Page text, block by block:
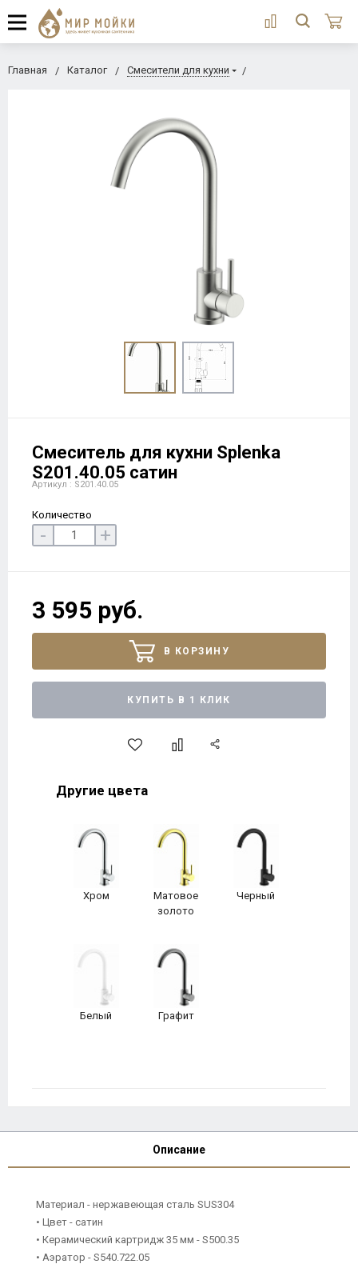
Главная Каталог Смесители для кухни
Смеситель для кухни Splenka
S201.40.05 сатин
Артикул : S201.40.05
Количество
- +
3 595 руб.
В КОРЗИНУ
КУПИТЬ В 1 КЛИК
Другие цвета
Хром
Матовое
золото
Черный
Белый Графит
Описание
Материал - нержавеющая сталь SUS304
• Цвет - сатин
• Керамический картридж 35 мм - S500.35
• Аэратор - S540.722.05